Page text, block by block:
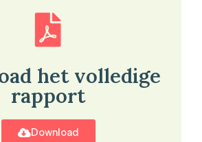
het volledige
rapport
Download